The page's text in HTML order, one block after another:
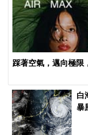
踩著空氣，邁向極限
白
暴